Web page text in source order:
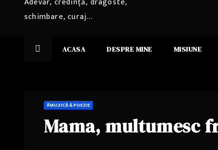
schimbare, curaj...
ACASA DESPRE MINE MISIUNE
#MUZICĂ & POEZIE
Mama, multumesc